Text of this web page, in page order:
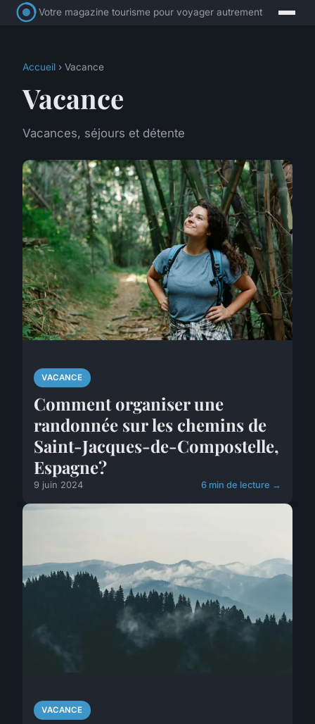
Votre magazine tourisme pour voyager autrement
Accueil › Vacance
Vacance
Vacances, séjours et détente
VACANCE
Comment organiser une
randonnée sur les chemins de
Saint-Jacques-de-Compostelle,
Espagne?
9 juin 2024 6 min de lecture →
VACANCE